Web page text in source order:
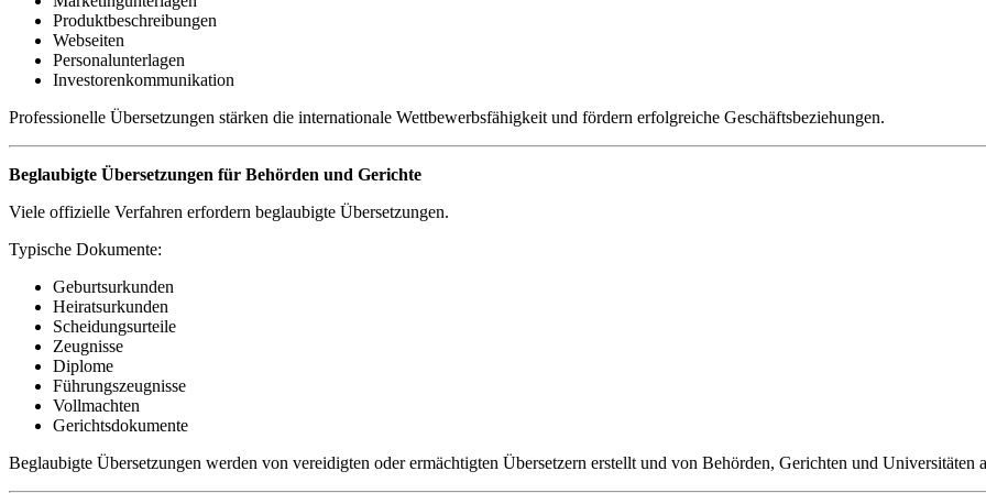
Produktbeschreibungen
Webseiten
Personalunterlagen
Investorenkommunikation
Professionelle Übersetzungen stärken die internationale Wettbewerbsfähigkeit und fördern erfolgreiche Geschäftsbeziehungen.
Beglaubigte Übersetzungen für Behörden und Gerichte
Viele offizielle Verfahren erfordern beglaubigte Übersetzungen.
Typische Dokumente:
Geburtsurkunden
Heiratsurkunden
Scheidungsurteile
Zeugnisse
Diplome
Führungszeugnisse
Vollmachten
Gerichtsdokumente
Beglaubigte Übersetzungen werden von vereidigten oder ermächtigten Übersetzern erstellt und von Behörden, Gerichten und Universitäten